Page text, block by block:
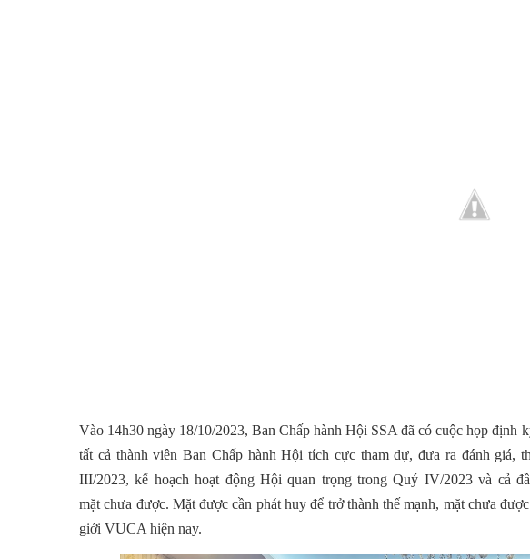
Vào 14h30 ngày 18/10/2023, Ban Chấp hành Hội SSA đã có cuộc họp định
tất cả thành viên Ban Chấp hành Hội tích cực tham dự, đưa ra đánh giá,
III/2023, kế hoạch hoạt động Hội quan trọng trong Quý IV/2023 và cả
mặt chưa được. Mặtđược cần phát huy để trở thành thế mạnh, mặtchưa được
giới VUCA hiện nay.